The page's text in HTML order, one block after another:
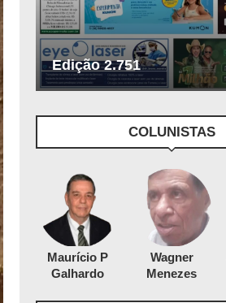
Edição 2.751
COLUNISTAS
Maurício P
Galhardo
Wagner
Menezes